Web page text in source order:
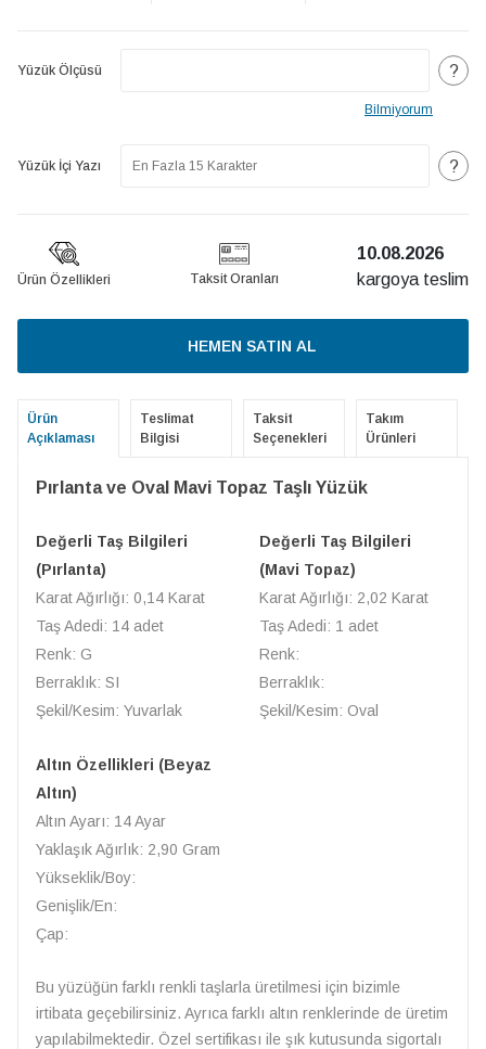
Yüzük Ölçüsü ?
Bilmiyorum
Yüzük İçi Yazı ?
Ürün Özellikleri Taksit Oranları
10.08.2026
kargoya teslim
HEMEN SATIN AL
Ürün
Açıklaması
Teslimat
Bilgisi
Taksit
Seçenekleri
Takım
Ürünleri
Pırlanta ve Oval Mavi Topaz Taşlı Yüzük
Değerli Taş Bilgileri
(Pırlanta)
Karat Ağırlığı: 0,14 Karat
Taş Adedi: 14 adet
Renk: G
Berraklık: SI
Şekil/Kesim: Yuvarlak
Değerli Taş Bilgileri
(Mavi Topaz)
Karat Ağırlığı: 2,02 Karat
Taş Adedi: 1 adet
Renk:
Berraklık:
Şekil/Kesim: Oval
Altın Özellikleri (Beyaz
Altın)
Altın Ayarı: 14 Ayar
Yaklaşık Ağırlık: 2,90 Gram
Yükseklik/Boy:
Genişlik/En:
Çap:
Bu yüzüğün farklı renkli taşlarla üretilmesi için bizimle
irtibata geçebilirsiniz. Ayrıca farklı altın renklerinde de üretim
yapılabilmektedir. Özel sertifikası ile şık kutusunda sigortalı